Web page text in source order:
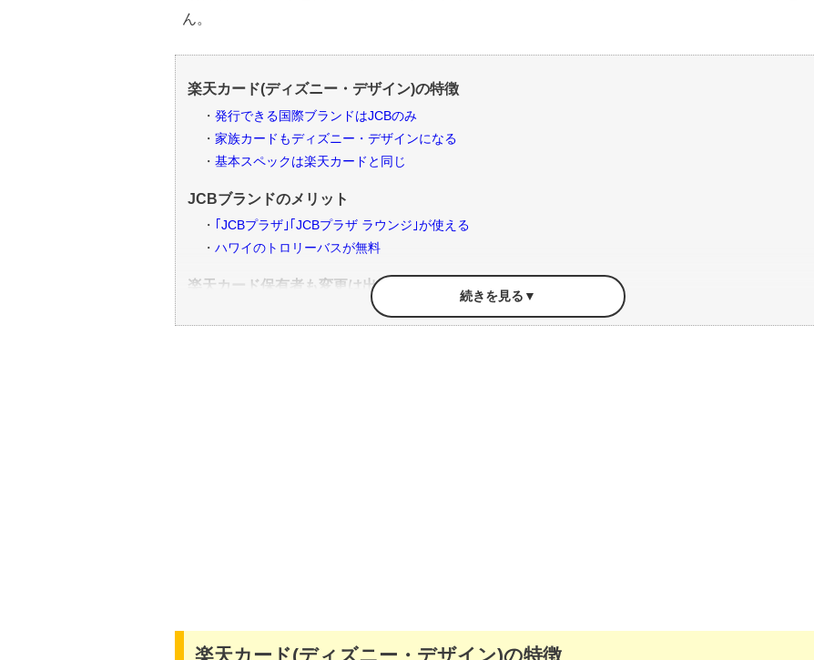
ん。
楽天カード(ディズニー・デザイン)の特徴
発行できる国際ブランドはJCBのみ
家族カードもディズニー・デザインになる
基本スペックは楽天カードと同じ
JCBブランドのメリット
｢JCBプラザ｣｢JCBプラザ ラウンジ｣が使える
ハワイのトロリーバスが無料
楽天カード保有者も変更は出来る
楽天カード(ディズニー・デザイン)の特徴